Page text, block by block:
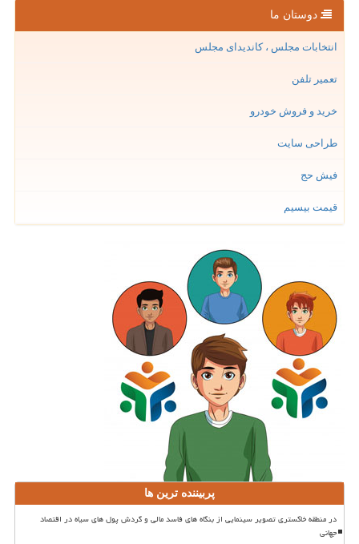
دوستان ما
انتخابات مجلس ، کاندیدای مجلس
تعمیر تلفن
خرید و فروش خودرو
طراحی سایت
فیش حج
قیمت بیسیم
پربیننده ترین ها
در منطقه خاکستری تصویر سینمایی از بنگاه های فاسد مالی و گردش پول های سیاه در اقتصاد
جهانی